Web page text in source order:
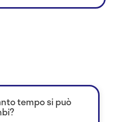
tempo si può